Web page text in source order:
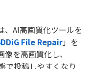
、AI高画質化ツールを
File Repair」を
を高画質化し、
投稿しやすくなり